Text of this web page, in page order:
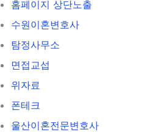
홈페이지 상단노출
수원이혼변호사
탐정사무소
면접교섭
위자료
폰테크
울산이혼전문변호사